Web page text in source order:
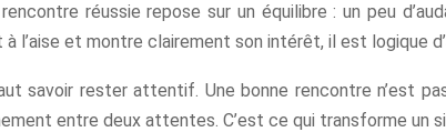
réussie repose sur un équilibre : un peu
l’aise et montre clairement son intérêt, il est logique
savoir rester attentif. Une bonne rencontre n’est
entre deux attentes. C’est ce qui transforme un